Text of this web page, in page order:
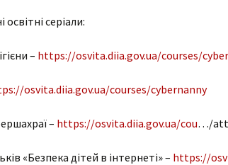
серіали:
– https://osvita.diia.gov.ua/courses/
osvita.diia.gov.ua/courses/cybernanny
– https://osvita.diia.gov.ua/cou…/
«Безпека дітей в інтернеті» – https://